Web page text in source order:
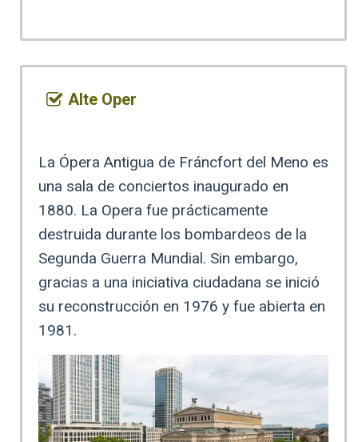
Alte Oper
La Ópera Antigua de Fráncfort del Meno es
una sala de conciertos inaugurado en
1880. La Opera fue prácticamente
destruida durante los bombardeos de la
Segunda Guerra Mundial. Sin embargo,
gracias a una iniciativa ciudadana se inició
su reconstrucción en 1976 y fue abierta en
1981.